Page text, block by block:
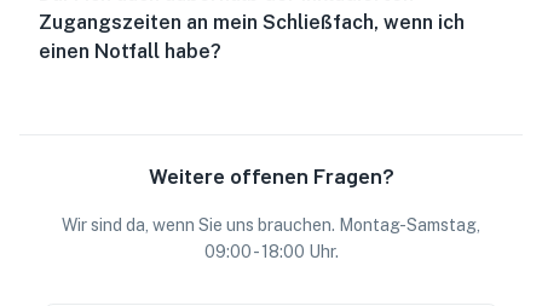
Zugangszeiten an mein Schließfach, wenn ich
einen Notfall habe?
Weitere offenen Fragen?
Wir sind da, wenn Sie uns brauchen. Montag-Samstag,
09:00 - 18:00 Uhr.